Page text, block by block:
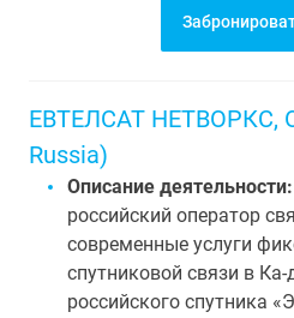
ЕВТЕЛСАТ НЕТВОРКС,
Russia)
Описание деятельности:
российский оператор
современные услуги
спутниковой связи в
российского спутника